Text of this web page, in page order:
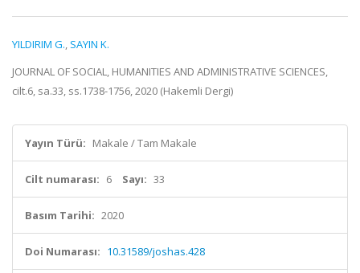
YILDIRIM G., SAYIN K.
JOURNAL OF SOCIAL, HUMANITIES AND ADMINISTRATIVE SCIENCES,
cilt.6, sa.33, ss.1738-1756, 2020 (Hakemli Dergi)
Yayın Türü: Makale / Tam Makale
Cilt numarası: 6 Sayı: 33
Basım Tarihi: 2020
Doi Numarası: 10.31589/joshas.428